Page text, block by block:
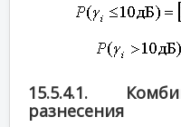
15.5.4.1.
разнесения